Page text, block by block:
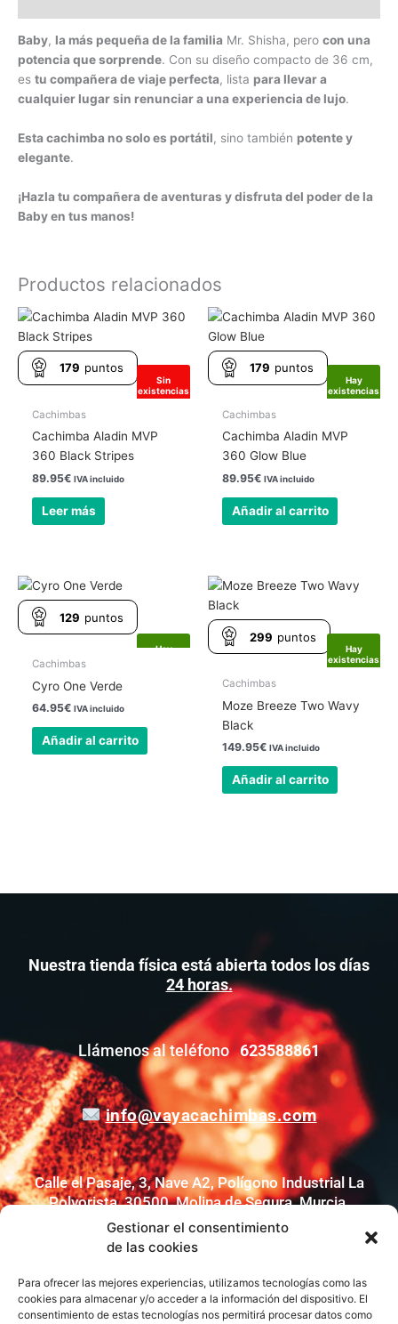
Gestionar el consentimiento
de las cookies
Para ofrecer las mejores experiencias, utilizamos tecnologías como las
cookies para almacenar y/o acceder a la información del dispositivo. El
consentimiento de estas tecnologías nos permitirá procesar datos como
Baby, la más pequeña de la familia Mr. Shisha, pero con una
potencia que sorprende. Con su diseño compacto de 36 cm,
es tu compañera de viaje perfecta, lista para llevar a
cualquier lugar sin renunciar a una experiencia de lujo.
Esta cachimba no solo es portátil, sino también potente y
elegante.
¡Hazla tu compañera de aventuras y disfruta del poder de la
Baby en tus manos!
Productos relacionados
Sin
existencias
179 puntos
Cachimbas
Cachimba Aladin MVP
360 Black Stripes
89.95€ IVA incluido
Leer más
Hay
existencias
179 puntos
Cachimbas
Cachimba Aladin MVP
360 Glow Blue
89.95€ IVA incluido
Añadir al carrito
Hay
129 puntos
Cachimbas
Cyro One Verde
64.95€ IVA incluido
Añadir al carrito
Hay
existencias
299 puntos
Cachimbas
Moze Breeze Two Wavy
Black
149.95€ IVA incluido
Añadir al carrito
Nuestra tienda física está abierta todos los días
24 horas.
Llámenos al teléfono623588861
info@vayacachimbas.com
Calle el Pasaje, 3, Nave A2, Polígono Industrial La
Polvorista, 30500, Molina de Segura, Murcia,
España
Síguenos en:
F
I